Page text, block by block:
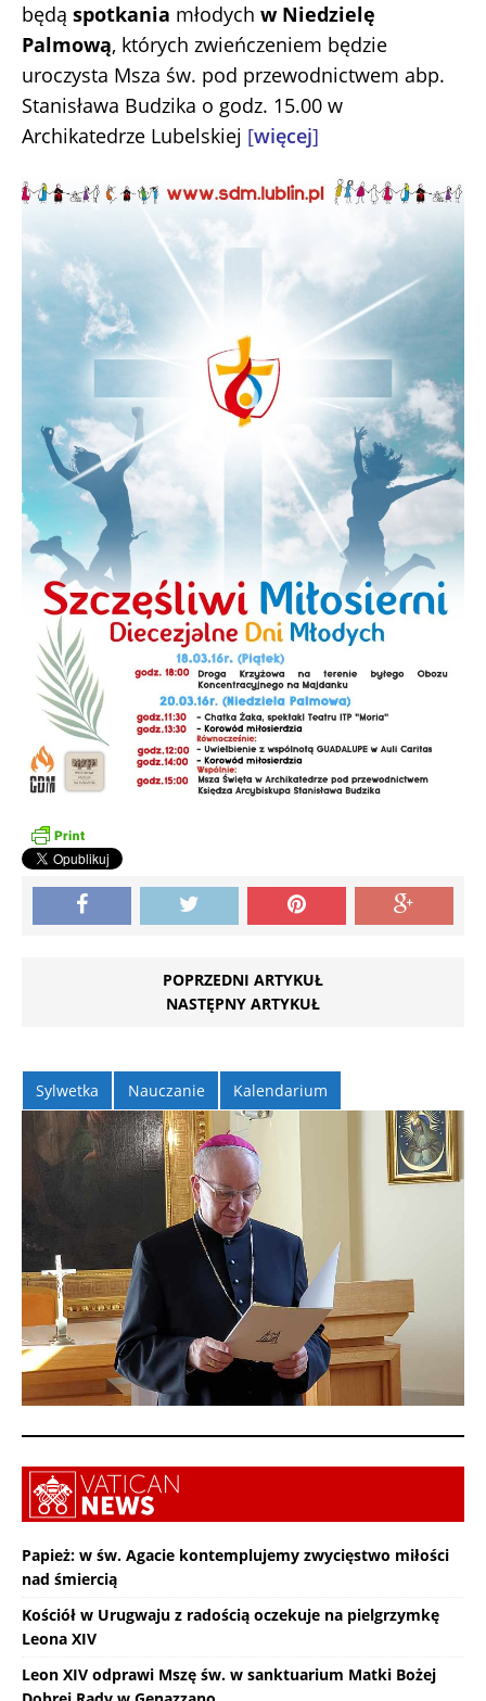
będą spotkania młodych w Niedzielę
Palmową, których zwieńczeniem będzie
uroczysta Msza św. pod przewodnictwem abp.
Stanisława Budzika o godz. 15.00 w
Archikatedrze Lubelskiej [więcej]
POPRZEDNI ARTYKUŁ
NASTĘPNY ARTYKUŁ
Sylwetka Nauczanie Kalendarium
Papież: w św. Agacie kontemplujemy zwycięstwo miłości
nad śmiercią
Kościół w Urugwaju z radością oczekuje na pielgrzymkę
Leona XIV
Leon XIV odprawi Mszę św. w sanktuarium Matki Bożej